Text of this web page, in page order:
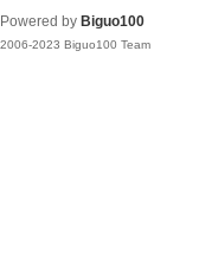
Powered by Biguo100
2006-2023 Biguo100 Team